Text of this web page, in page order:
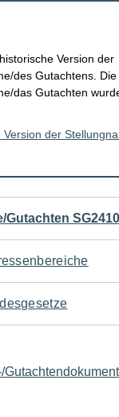
Version der
des Gutachtens. Die
das Gutachten
der